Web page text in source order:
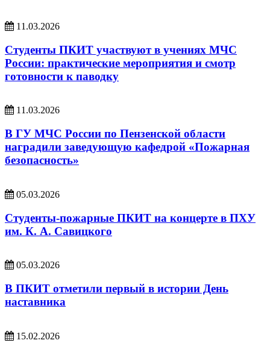
11.03.2026
Студенты ПКИТ участвуют в учениях МЧС
России: практические мероприятия и смотр
готовности к паводку
11.03.2026
В ГУ МЧС России по Пензенской области
наградили заведующую кафедрой «Пожарная
безопасность»
05.03.2026
Студенты-пожарные ПКИТ на концерте в ПХУ
им. К. А. Савицкого
05.03.2026
В ПКИТ отметили первый в истории День
наставника
15.02.2026